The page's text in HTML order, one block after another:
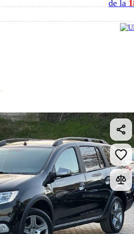
de la